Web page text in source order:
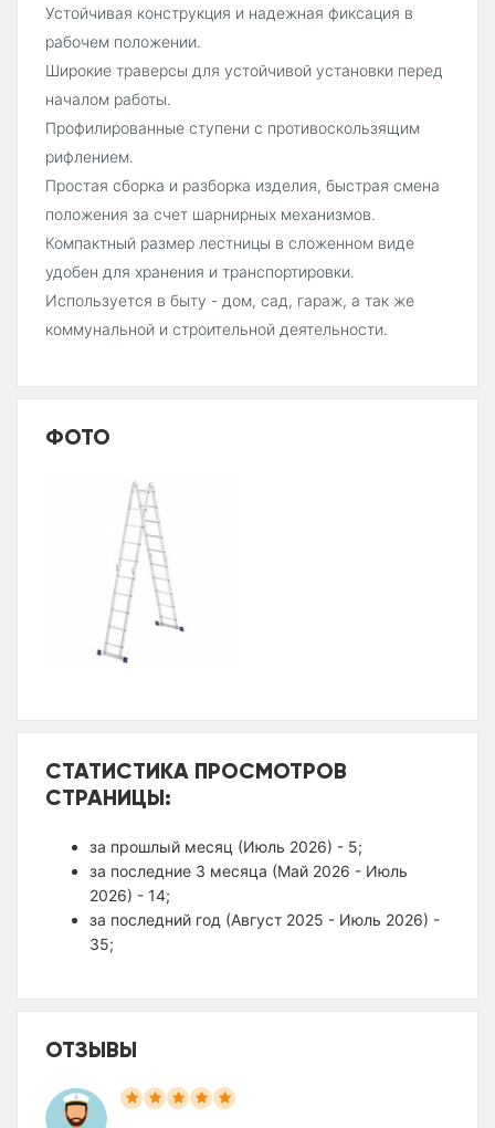
Устойчивая конструкция и надежная фиксация в
рабочем положении.
Широкие траверсы для устойчивой установки перед
началом работы.
Профилированные ступени с противоскользящим
рифлением.
Простая сборка и разборка изделия, быстрая смена
положения за счет шарнирных механизмов.
Компактный размер лестницы в сложенном виде
удобен для хранения и транспортировки.
Используется в быту - дом, сад, гараж, а так же
коммунальной и строительной деятельности.
ФОТО
СТАТИСТИКА ПРОСМОТРОВ
СТРАНИЦЫ:
за прошлый месяц (Июль 2026) - 5;
за последние 3 месяца (Май 2026 - Июль
2026) - 14;
за последний год (Август 2025 - Июль 2026) -
35;
ОТЗЫВЫ